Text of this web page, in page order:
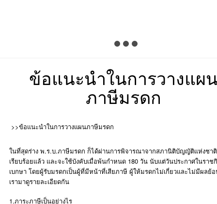
ข้อแนะนำในการวางแผ
ภาษีมรดก
>>ข้อแนะนำในการวางแผนภาษีมรดก
ในที่สุดร่าง พ.ร.บ.ภาษีมรดก ก็ได้ผ่านการพิจารณาจากสภานิติบัญญัติแห่งชา
เรียบร้อยแล้ว และจะใช้บังคับเมื่อพ้นกำหนด 180 วัน นับแต่วันประกาศในราช
เบกษา โดยผู้รับมรดกเป็นผู้ที่มีหน้าที่เสียภาษี ผู้ให้มรดกไม่เกี่ยวและไม่มีผลย้
เรามาดูรายละเอียดกัน
1.ภาระภาษีเป็นอย่างไร